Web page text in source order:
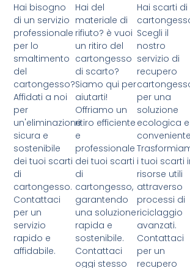
Hai bisogno
di un servizio
professionale
per lo
smaltimento
del
cartongesso?
Affidati a noi
per
un'eliminazione
sicura e
sostenibile
dei tuoi scarti
di
cartongesso.
Contattaci
per un
servizio
rapido e
affidabile.
Hai del
materiale di
rifiuto? è vuoi
un ritiro del
cartongesso
di scarto?
Siamo qui per
aiutarti!
Offriamo un
ritiro efficiente
e
professionale
dei tuoi scarti
di
cartongesso,
garantendo
una soluzione
rapida e
sostenibile.
Contattaci
oggi stesso
Hai scarti di
Scegli il
nostro
servizio di
recupero
per una
soluzione
ecologica e
i tuoi scarti
risorse utili
attraverso
processi di
riciclaggio
avanzati.
Contattaci
per un
recupero